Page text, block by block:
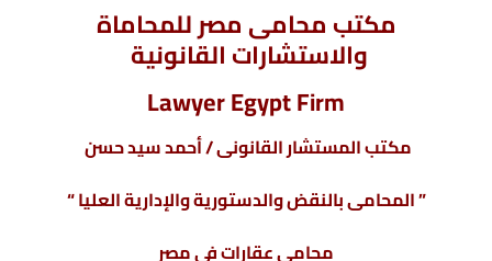
مكتب محامى مصر للمحاماة
والاستشارات القانونية
Lawyer Egypt Firm
مكتب المستشار القانونى / أحمد سيد حسن
” المحامى بالنقض والدستورية والإدارية العليا “
محامى عقارات فى مصر